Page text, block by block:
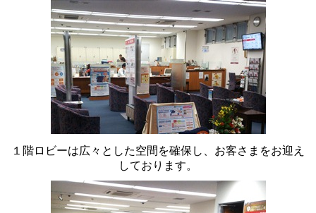
１階ロビーは広々とした空間を確保し、お客さまをお迎え
しております。